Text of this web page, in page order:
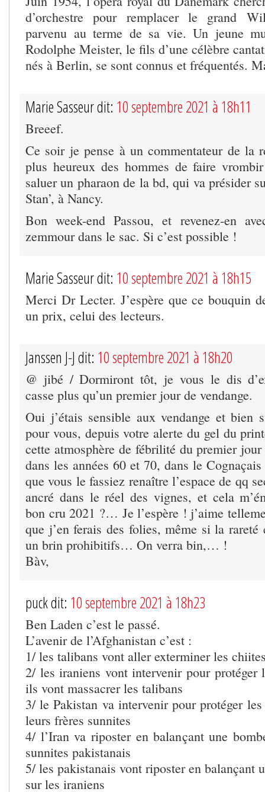
d’orchestre pour remplacer le grand
parvenu au terme de sa vie. Un jeune
Rodolphe Meister, le fils d’une célèbre
nés à Berlin, se sont connus et fréquentés.
Marie Sasseur dit: 10 septembre 2021 à 18h11
Breeef.
Ce soir je pense à un commentateur de la
plus heureux des hommes de faire
saluer un pharaon de la bd, qui va présider
Stan’, à Nancy.
Bon week-end Passou, et revenez-en
zemmour dans le sac. Si c’est possible !
Marie Sasseur dit: 10 septembre 2021 à 18h15
Merci Dr Lecter. J’espère que ce bouquin
un prix, celui des lecteurs.
Janssen J-J dit: 10 septembre 2021 à 18h20
@ jibé / Dormiront tôt, je vous le dis
casse plus qu’un premier jour de vendange.
Oui j’étais sensible aux vendange et bien
pour vous, depuis votre alerte du gel du
cette atmosphère de fébrilité du premier
dans les années 60 et 70, dans le
que vous le fassiez renaître l’espace de qq
ancré dans le réel des vignes, et cela
bon cru 2021 ?… Je l’espère ! j’aime
que j’en ferais des folies, même si la rareté
un brin prohibitifs… On verra bin,… !
Bàv,
puck dit: 10 septembre 2021 à 18h23
Ben Laden c’est le passé.
L’avenir de l’Afghanistan c’est :
1/ les talibans vont aller exterminer les
2/ les iraniens vont intervenir pour protéger
ils vont massacrer les talibans
3/ le Pakistan va intervenir pour protéger
leurs frères sunnites
4/ l’Iran va riposter en balançant une
sunnites pakistanais
5/ les pakistanais vont riposter en balançant
sur les iraniens